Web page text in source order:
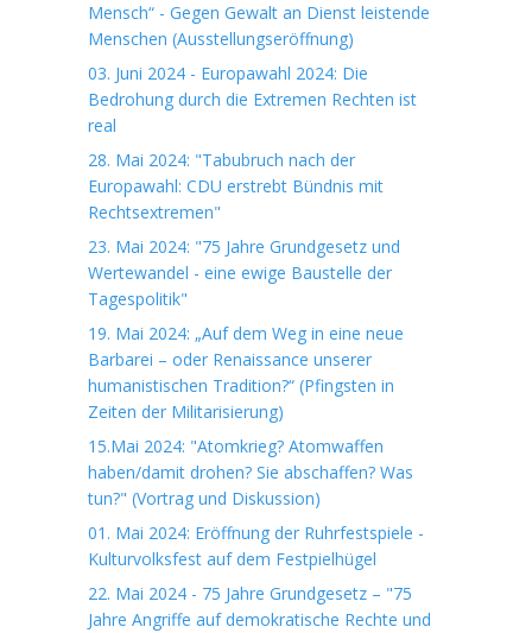
Mensch“ - Gegen Gewalt an Dienst leistende
Menschen (Ausstellungseröffnung)
03. Juni 2024 - Europawahl 2024: Die
Bedrohung durch die Extremen Rechten ist
real
28. Mai 2024: "Tabubruch nach der
Europawahl: CDU erstrebt Bündnis mit
Rechtsextremen"
23. Mai 2024: "75 Jahre Grundgesetz und
Wertewandel - eine ewige Baustelle der
Tagespolitik"
19. Mai 2024: „Auf dem Weg in eine neue
Barbarei – oder Renaissance unserer
humanistischen Tradition?“ (Pfingsten in
Zeiten der Militarisierung)
15.Mai 2024: "Atomkrieg? Atomwaffen
haben/damit drohen? Sie abschaffen? Was
tun?" (Vortrag und Diskussion)
01. Mai 2024: Eröffnung der Ruhrfestspiele -
Kulturvolksfest auf dem Festpielhügel
22. Mai 2024 - 75 Jahre Grundgesetz – "75
Jahre Angriffe auf demokratische Rechte und